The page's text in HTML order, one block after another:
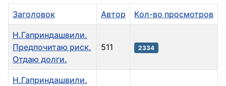
Заголовок Автор Кол-во просмотров
Н.Гаприндашвили.
Предпочитаю риск.
Отдаю долги.
511 2334
Н.Гаприндашвили.